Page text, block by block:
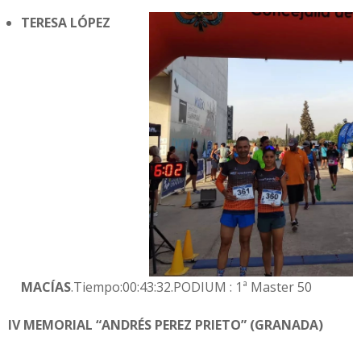
TERESA LÓPEZ
MACÍAS.Tiempo:00:43:32.PODIUM : 1ª Master 50
IV MEMORIAL “ANDRÉS PEREZ PRIETO” (GRANADA)